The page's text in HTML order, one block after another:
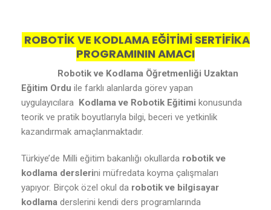
ROBOTİK VE KODLAMA EĞİTİMİ SERTİFİKA
PROGRAMININ AMACI
Robotik ve Kodlama Öğretmenliği Uzaktan
Eğitim Ordu ile farklı alanlarda görev yapan
uygulayıcılara Kodlama ve Robotik Eğitimi konusunda
teorik ve pratik boyutlarıyla bilgi, beceri ve yetkinlik
kazandırmak amaçlanmaktadır.
Türkiye’de Milli eğitim bakanlığı okullarda robotik ve
kodlama derslerini müfredata koyma çalışmaları
yapıyor. Birçok özel okul da robotik ve bilgisayar
kodlama derslerini kendi ders programlarında